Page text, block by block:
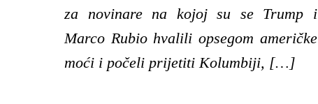
za novinare na kojoj su se Trump i
Marco Rubio hvalili opsegom američke
moći i počeli prijetiti Kolumbiji, […]